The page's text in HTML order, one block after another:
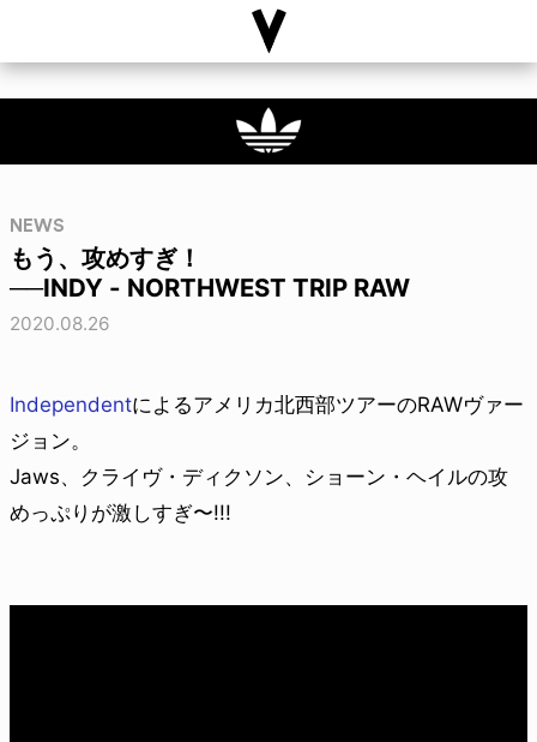
NEWS
もう、攻めすぎ！
──INDY - NORTHWEST TRIP RAW
2020.08.26
Independentによるアメリカ北西部ツアーのRAWヴァー
ジョン。
Jaws、クライヴ・ディクソン、ショーン・ヘイルの攻
めっぷりが激しすぎ〜!!!